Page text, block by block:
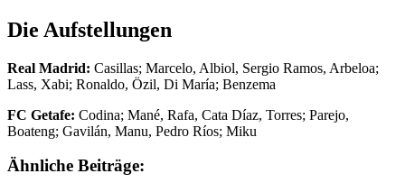
Die Aufstellungen
Real Madrid: Casillas; Marcelo, Albiol, Sergio Ramos, Arbeloa;
Lass, Xabi; Ronaldo, Özil, Di María; Benzema
FC Getafe: Codina; Mané, Rafa, Cata Díaz, Torres; Parejo,
Boateng; Gavilán, Manu, Pedro Ríos; Miku
Ähnliche Beiträge: